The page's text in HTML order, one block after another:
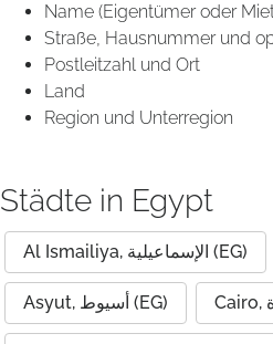
Name (Eigentümer oder
Straße, Hausnummer und
Postleitzahl und Ort
Land
Region und Unterregion
Städte in Egypt
Al Ismailiya, الإسماعيلية (EG)
Asyut, أسيوط (EG)